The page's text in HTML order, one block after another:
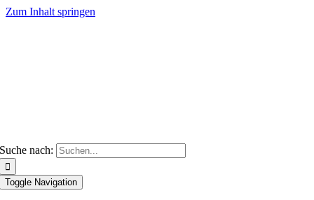
Zum Inhalt springen
Suche nach:
Toggle Navigation